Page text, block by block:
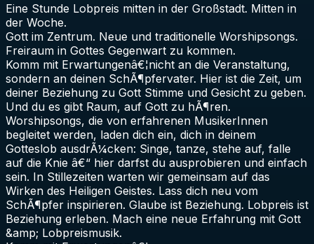
Eine Stunde Lobpreis mitten in der Großstadt. Mitten in
der Woche.
Gott im Zentrum. Neue und traditionelle Worshipsongs.
Freiraum in Gottes Gegenwart zu kommen.
Komm mit Erwartungenâ€¦nicht an die Veranstaltung,
sondern an deinen SchÃ¶pfervater. Hier ist die Zeit, um
deiner Beziehung zu Gott Stimme und Gesicht zu geben.
Und du es gibt Raum, auf Gott zu hÃ¶ren.
Worshipsongs, die von erfahrenen MusikerInnen
begleitet werden, laden dich ein, dich in deinem
Gotteslob ausdrÃ¼cken: Singe, tanze, stehe auf, falle
auf die Knie â€“ hier darfst du ausprobieren und einfach
sein. In Stillezeiten warten wir gemeinsam auf das
Wirken des Heiligen Geistes. Lass dich neu vom
SchÃ¶pfer inspirieren. Glaube ist Beziehung. Lobpreis ist
Beziehung erleben. Mach eine neue Erfahrung mit Gott
&amp; Lobpreismusik.